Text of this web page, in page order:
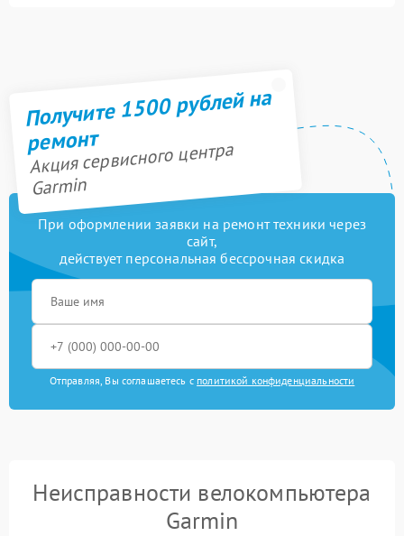
Получите 1500 рублей на
ремонт
Акция сервисного центра
Garmin
При оформлении заявки на ремонт техники через
сайт,
действует персональная бессрочная скидка
Отправляя, Вы соглашаетесь с политикой конфиденциальности
Неисправности велокомпьютера
Garmin